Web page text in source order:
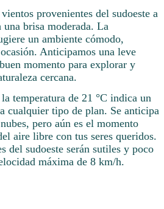
provenientes del sudoeste a
brisa moderada. La
un ambiente cómodo,
Anticipamos una leve
momento para explorar y
cercana.
temperatura de 21 °C indica un
cualquier tipo de plan. Se anticipa
pero aún es el momento
aire libre con tus seres queridos.
del sudoeste serán sutiles y poco
máxima de 8 km/h.